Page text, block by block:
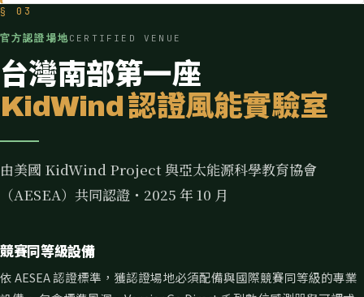
§ 03
官方認證場地CERTIFIED VENUE
台灣南部第一座
KidWind 認證風能實驗室
由美國 KidWind Project 與亞太能源科學教育協會
（AESEA）共同認證・2025 年 10 月
競賽同等級設備
依 AESEA 認證標準，獲認證場地必須配備與國際競賽同等級的專業